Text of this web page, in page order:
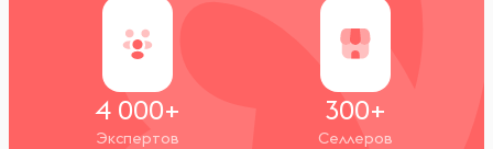
4 000+
Экспертов
300+
Селлеров